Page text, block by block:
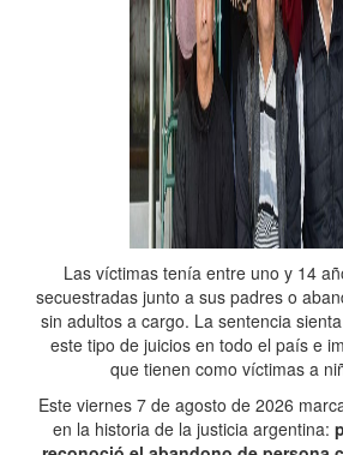
Las víctimas tenía entre uno y 14
secuestradas junto a sus padres o
sin adultos a cargo. La sentencia
este tipo de juicios en todo el país e
que tienen como víctimas a
Este viernes 7 de agosto de 2026
en la historia de la justicia argentina: